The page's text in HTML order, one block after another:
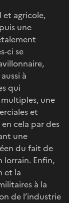
et agricole,
une
ci se
à
qui
une
et
cela par des
une
du fait de
lorrain. Enfin,
et la
à la
de l’industrie